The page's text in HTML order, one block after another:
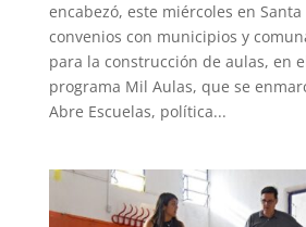
encabezó, este miércoles en
convenios con municipios y
para la construcción de aulas, en
programa Mil Aulas, que se
Abre Escuelas, política...